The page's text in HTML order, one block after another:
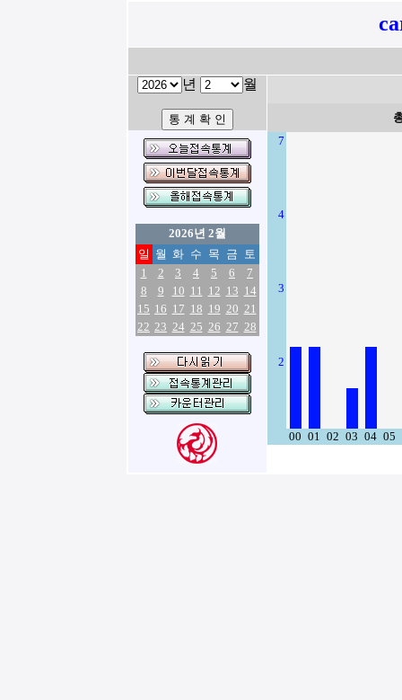
년 월
2026년 2월
일 월 화 수 목 금 토
1
2 3 4 5 6
7
8
9 10 11 12 13 14
15 16 17 18 19 20 21
22 23 24 25 26 27 28
7
4
3
2
00 01 02 03 04 05